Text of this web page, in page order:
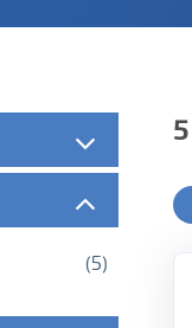
(5)
5